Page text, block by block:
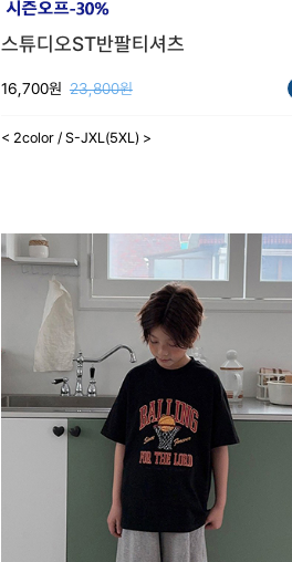
스튜디오ST반팔티셔츠
16,700원 23,800원
< 2color / S-JXL(5XL) >